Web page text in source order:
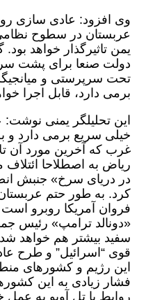
وی افزود: عادی سازی
عربستان در سطوح
یمن تاثیرگذار خواهد
دولت صنعا برای پشت
تحت سرپرستی و
برمی دارد، قابل اجرا
این تحلیلگر یمنی نوشت:
خیلی سریع برمی دارد و
غرب که آخرین مورد آن
ریاض به اصطلاحا
در دریای سرخ» جنبش
کرد. به طور حتم
فروان آمریکا روبرو
«دونالد ترامپ» رئیس
سفید بیشتر هم خواهد
قوی “اسرائیل” و طرح
این رژیم و کشورهای
فشار زیادی به این
روابط با تل آویو به عمل